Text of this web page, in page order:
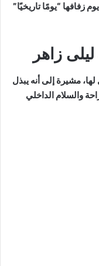
زفافها “يومًا تاريخيًا”
زاهر
مشيرة إلى أنه يبذل
والسلام الداخلي